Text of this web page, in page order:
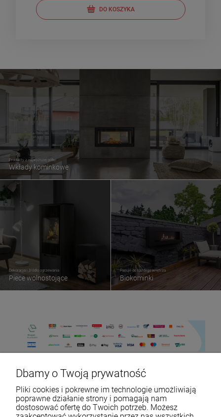
DO KOSZYKA
Produkty z najwyższej półki
Wkłady kominkowe
Dekoracja i źródło ogrzewania
Piece wolnostojące
Pasuje do każdego wnętrza
Biokominki
Dbamy o Twoją prywatność
Pliki cookies i pokrewne im technologie umożliwiają
poprawne działanie strony i pomagają nam
dostosować ofertę do Twoich potrzeb. Możesz